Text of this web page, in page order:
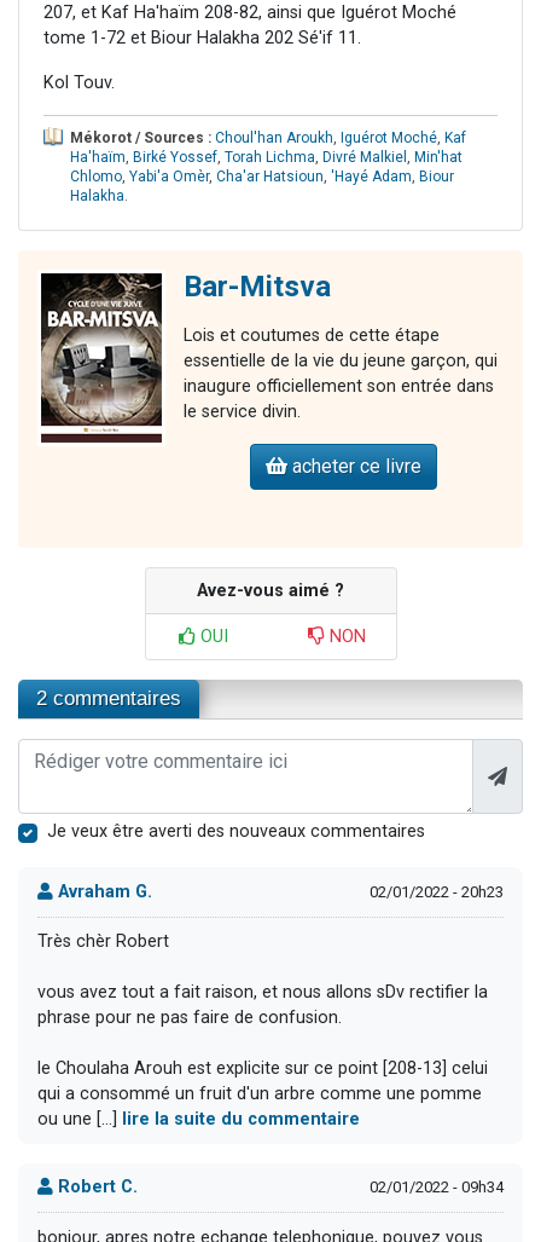
207, et Kaf Ha'haïm 208-82, ainsi que Iguérot Moché
tome 1-72 et Biour Halakha 202 Sé'if 11.
Kol Touv.
Mékorot / Sources : Choul'han Aroukh, Iguérot Moché, Kaf
Ha'haïm, Birké Yossef, Torah Lichma, Divré Malkiel , Min'hat
Chlomo, Yabi'a Omèr, Cha'ar Hatsioun, 'Hayé Adam, Biour
Halakha.
Bar-Mitsva
Lois et coutumes de cette étape
essentielle de la vie du jeune garçon, qui
inaugure officiellement son entrée dans
le service divin.
acheter ce livre
Avez-vous aimé ?
OUI NON
2 commentaires
Je veux être averti des nouveaux commentaires
Avraham G. 02/01/2022 - 20h23
Très chèr Robert
vous avez tout a fait raison, et nous allons sDv rectifier la
phrase pour ne pas faire de confusion.
le Choulaha Arouh est explicite sur ce point [208-13] celui
qui a consommé un fruit d'un arbre comme une pomme
ou une [...]
lire la suite du commentaire
Robert C. 02/01/2022 - 09h34
bonjour, apres notre echange telephonique, pouvez vous